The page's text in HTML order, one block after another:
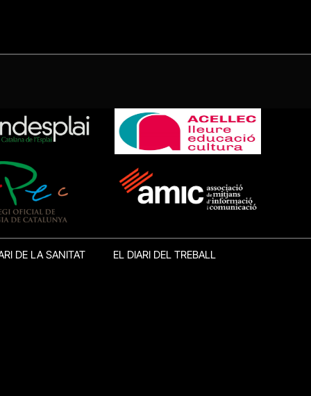
DE LA SANITAT EL DIARI DEL TREBALL